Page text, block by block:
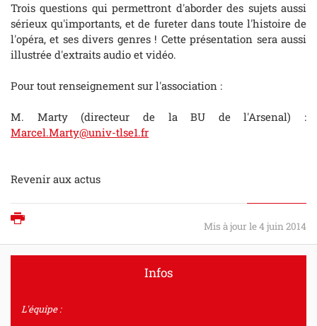
Trois questions qui permettront d'aborder des sujets aussi
sérieux qu'importants, et de fureter dans toute l'histoire de
l'opéra, et ses divers genres ! Cette présentation sera aussi
illustrée d'extraits audio et vidéo.
Pour tout renseignement sur l'association :
M. Marty (directeur de la BU de l'Arsenal) :
Marcel.Marty@univ-tlse1.fr
Revenir aux actus
Mis à jour le 4 juin 2014
Infos
L'équipe :